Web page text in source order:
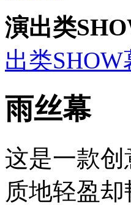
演出类
出类SHOW
雨丝幕
这是一款
质地轻盈